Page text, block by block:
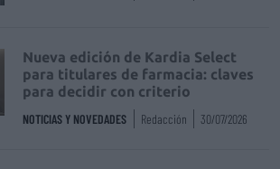
Nueva edición de Kardia Select
para titulares de farmacia: claves
para decidir con criterio
NOTICIAS Y NOVEDADES Redacción 30/07/2026